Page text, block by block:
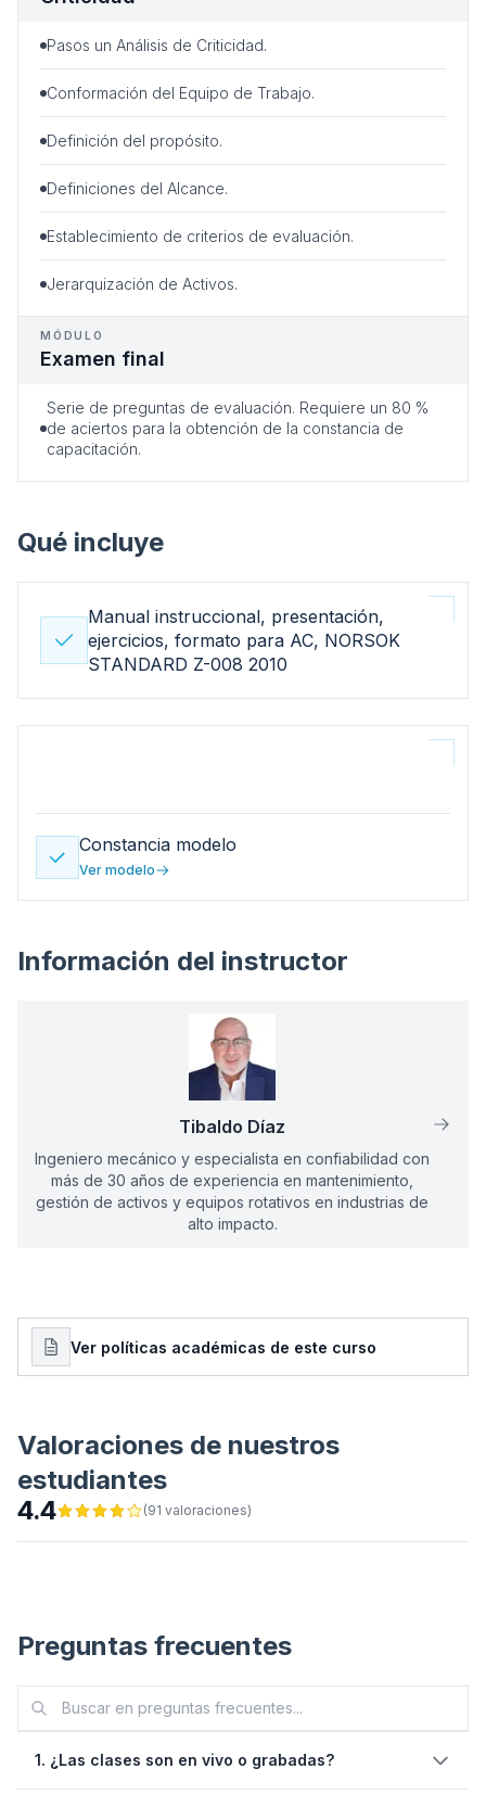
Pasos un Análisis de Criticidad.
Conformación del Equipo de Trabajo.
Definición del propósito.
Definiciones del Alcance.
Establecimiento de criterios de evaluación.
Jerarquización de Activos.
MÓDULO
Examen final
Serie de preguntas de evaluación. Requiere un 80 %
de aciertos para la obtención de la constancia de
capacitación.
Qué incluye
Manual instruccional, presentación,
ejercicios, formato para AC, NORSOK
STANDARD Z-008 2010
PREDICTIVA21 DEJA CONSTANCIA
ha completado satisfactoriamente el
curso
Análisis de Criticidad de
con una duración total de
desarrollado en modalidaden línea .
Esta constancia se expide
en reconocimiento a su
Fecha de emisión:
Instructor del
curso
Constancia modelo
Ver modelo
Información del instructor
Tibaldo Díaz
Ingeniero mecánico y especialista en confiabilidad con
más de 30 años de experiencia en mantenimiento,
gestión de activos y equipos rotativos en industrias de
alto impacto.
Ver políticas académicas de este curso
Valoraciones de nuestros
estudiantes
4.4
(91 valoraciones)
Preguntas frecuentes
1. ¿Las clases son en vivo o grabadas?